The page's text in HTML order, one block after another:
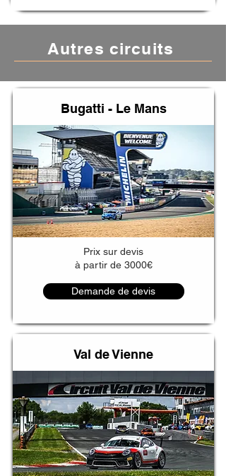
Autres circuits
Bugatti - Le Mans
Prix sur devis
à partir de 3000€
Demande de devis
Val de Vienne